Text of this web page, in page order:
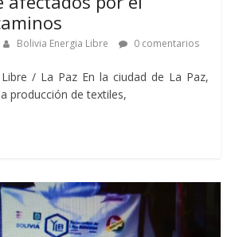
Bolivia Energia Libre 0 comentarios
/ La Paz En la ciudad de La Paz,
producción de textiles,